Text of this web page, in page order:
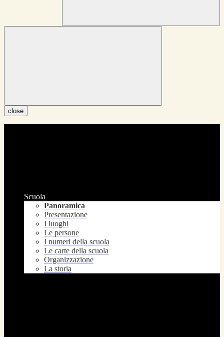
close
Scuola
Panoramica
Presentazione
I luoghi
Le persone
I numeri della scuola
Le carte della scuola
Organizzazione
La storia